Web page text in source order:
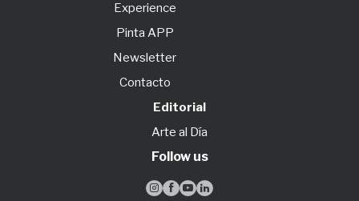
Experience
Pinta APP
Newsletter
Contacto
Editorial
Arte al Día
Follow us
   